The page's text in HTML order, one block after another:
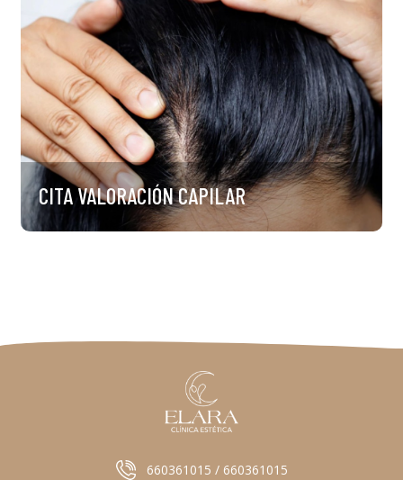
CITA VALORACIÓN CAPILAR
660361015 / 660361015